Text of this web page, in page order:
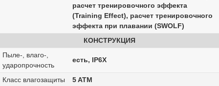
расчет тренировочного эффекта
(Training Effect), расчет тренировочного
эффекта при плавании (SWOLF)
КОНСТРУКЦИЯ
Пыле-, влаго-,
ударопрочность
есть, IP6X
Класс влагозащиты
5 ATM